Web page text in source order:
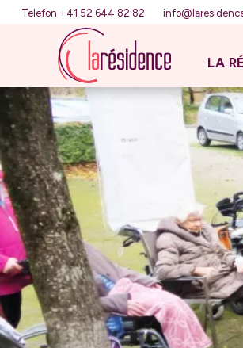
Telefon +41 52 644 82 82
LA